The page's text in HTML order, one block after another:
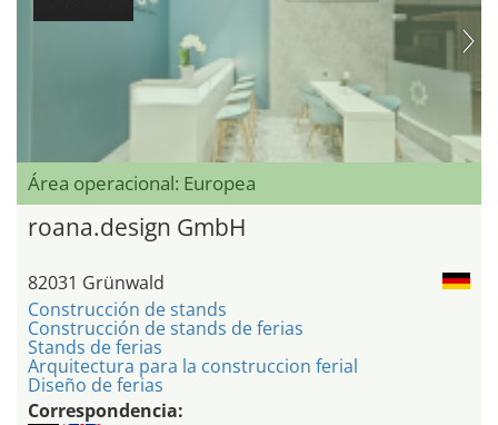
Área operacional: Europea
roana.design GmbH
82031 Grünwald
Construcción de stands
Construcción de stands de ferias
Stands de ferias
Arquitectura para la construccion ferial
Diseño de ferias
Correspondencia: